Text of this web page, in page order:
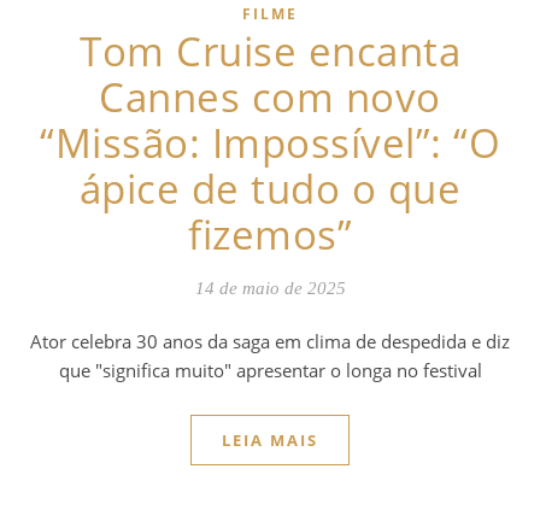
FILME
Tom Cruise encanta
Cannes com novo
“Missão: Impossível”: “O
ápice de tudo o que
fizemos”
14 de maio de 2025
Ator celebra 30 anos da saga em clima de despedida e diz
que "significa muito" apresentar o longa no festival
LEIA MAIS